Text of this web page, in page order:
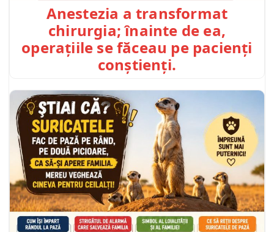
Anestezia a transformat
chirurgia; înainte de ea,
operațiile se făceau pe pacienți
conștienți.